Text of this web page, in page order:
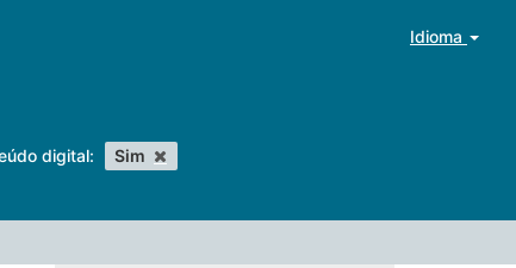
Idioma
digital: Sim